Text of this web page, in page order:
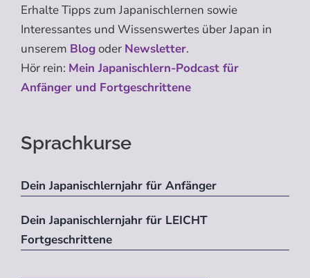
Erhalte Tipps zum Japanischlernen sowie
Interessantes und Wissenswertes über Japan in
unserem Blogoder Newsletter.
Hör rein: Mein Japanischlern-Podcast für
Anfänger und Fortgeschrittene
Sprachkurse
Dein Japanischlernjahr für Anfänger
Dein Japanischlernjahr für LEICHT
Fortgeschrittene